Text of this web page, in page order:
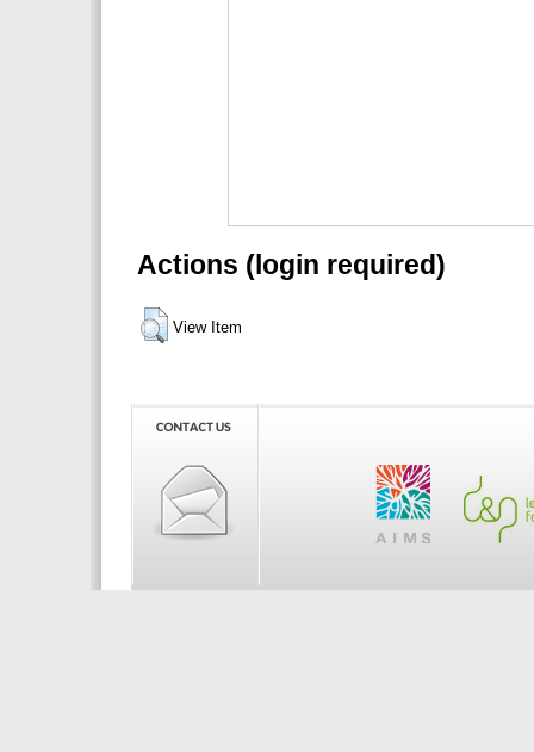
Actions (login required)
View Item